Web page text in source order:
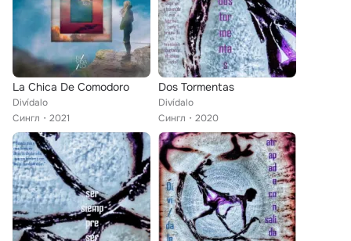
La Chica De Comodoro
Divídalo
Сингл
2021
Dos Tormentas
Divídalo
Сингл
2020